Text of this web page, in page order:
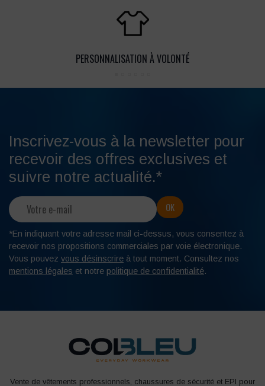
PERSONNALISATION À VOLONTÉ
Inscrivez-vous à la newsletter pour
recevoir des offres exclusives et
suivre notre actualité.*
*En indiquant votre adresse mail ci-dessus, vous consentez à
recevoir nos propositions commerciales par voie électronique.
Vous pouvez vous désinscrire à tout moment. Consultez nos
mentions légales et notre politique de confidentialité.
Vente de vêtements professionnels, chaussures de sécurité et EPI pour